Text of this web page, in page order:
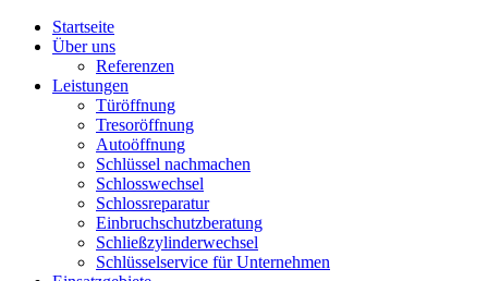
Startseite
Über uns
Referenzen
Leistungen
Türöffnung
Tresoröffnung
Аutoöffnung
Schlüssel nachmachen
Schlosswechsel
Schlossreparatur
Einbruchschutzberatung
Schließzylinderwechsel
Schlüsselservice für Unternehmen